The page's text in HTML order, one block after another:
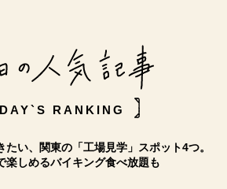
RANKING
たい、関東の「工場見学」スポット4つ。
楽しめるバイキング食べ放題も